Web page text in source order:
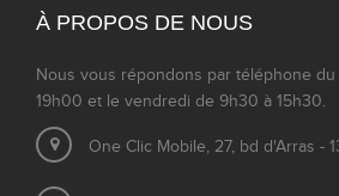
À PROPOS DE NOUS
Nous vous répondons par téléphone
19h00 et le vendredi de 9h30 à 15h30.
One Clic Mobile, 27, bd d'Arras -